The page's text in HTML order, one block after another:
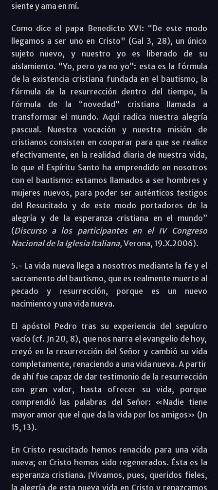
siente y ama en mí.
Como dice el papa Benedicto XVI: “De este modo
llegamos a ser uno en Cristo" (Gal 3, 28), un único
sujeto nuevo, y nuestro yo es liberado de su
aislamiento. “Yo, pero ya no yo”: esta es la fórmula
de la existencia cristiana fundada en el bautismo, la
fórmula de la resurrección dentro del tiempo, la
fórmula de la “novedad” cristiana llamada a
transformar el mundo. Aquí radica nuestra alegría
pascual. Nuestra vocación y nuestra misión de
cristianos consisten en cooperar para que se realice
efectivamente, en la realidad diaria de nuestra vida,
lo que el Espíritu Santo ha emprendido en nosotros
con el bautismo: estamos llamados a ser hombres y
mujeres nuevos, para poder ser auténticos testigos
del Resucitado y de este modo portadores de la
alegría y de la esperanza cristiana en el mundo”
(Discurso a los participantes en el IV Congreso
Nacional de la Iglesia Italiana, Verona, 19.X.2006).
5.- La vida nueva llega a nosotros mediante la fe y el
sacramento del bautismo, que es realmente muerte al
pecado y resurrección, porque es un nuevo
nacimiento y una vida nueva.
El apóstol Pedro tras su experiencia del sepulcro
vacío (cf. Jn 20, 8), que nos narra el evangelio de hoy,
creyó en la resurrección del Señor y cambió su vida
completamente, renaciendo a una vida nueva. A partir
de ahí fue capaz de dar testimonio de la resurrección
con gran valor, hasta ofrecer su vida, porque
comprendió las palabras del Señor: «Nadie tiene
mayor amor que el que da la vida por los amigos» (Jn
15, 13).
En Cristo resucitado hemos renacido para una vida
nueva; en Cristo hemos sido regenerados. Ésta es la
esperanza cristiana. ¡Vivamos, pues, queridos fieles,
la alegría de esta nueva vida en Cristo y renazcamos